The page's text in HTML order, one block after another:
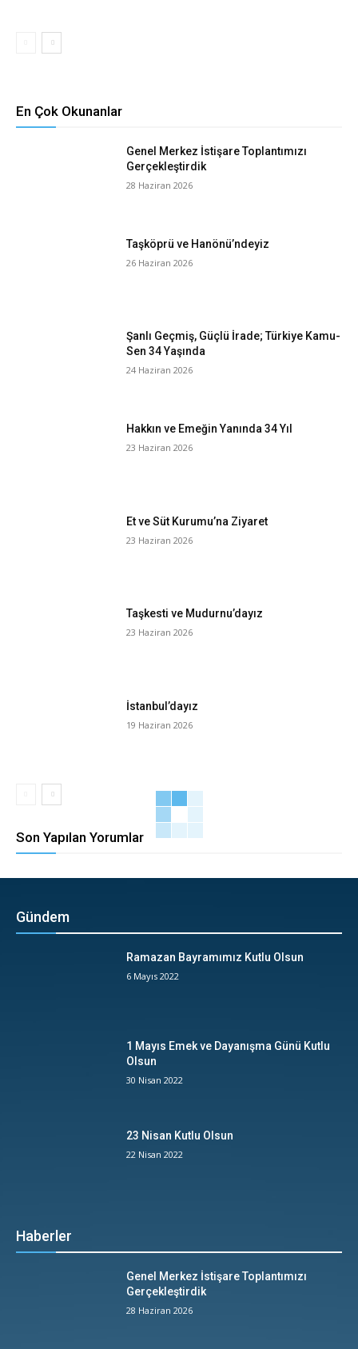
En Çok Okunanlar
Genel Merkez İstişare Toplantımızı
Gerçekleştirdik
28 Haziran 2026
Taşköprü ve Hanönü’ndeyiz
26 Haziran 2026
Şanlı Geçmiş, Güçlü İrade; Türkiye Kamu-
Sen 34 Yaşında
24 Haziran 2026
Hakkın ve Emeğin Yanında 34 Yıl
23 Haziran 2026
Et ve Süt Kurumu’na Ziyaret
23 Haziran 2026
Taşkesti ve Mudurnu’dayız
23 Haziran 2026
İstanbul’dayız
19 Haziran 2026
Son Yapılan Yorumlar
Gündem
Ramazan Bayramımız Kutlu Olsun
6 Mayıs 2022
1 Mayıs Emek ve Dayanışma Günü Kutlu
Olsun
30 Nisan 2022
23 Nisan Kutlu Olsun
22 Nisan 2022
Haberler
Genel Merkez İstişare Toplantımızı
Gerçekleştirdik
28 Haziran 2026